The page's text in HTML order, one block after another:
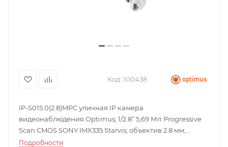
Код: 100438
IP-S015.0(2.8)MPC уличная IP камера
видеонаблюдения Optimus; 1/2.8” 5,69 Мп Progressive
Scan CMOS SONY IMX335 Starvis; объектив 2.8 мм;
встроенный ИК-фильтр; ИК-подсветка до 30 м, 6 ИК
Подробности